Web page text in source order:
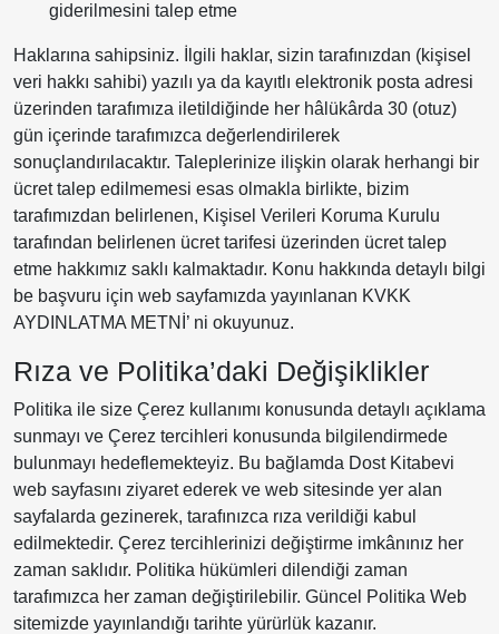
giderilmesini talep etme
Haklarına sahipsiniz. İlgili haklar, sizin tarafınızdan (kişisel
veri hakkı sahibi) yazılı ya da kayıtlı elektronik posta adresi
üzerinden tarafımıza iletildiğinde her hâlükârda 30 (otuz)
gün içerinde tarafımızca değerlendirilerek
sonuçlandırılacaktır. Taleplerinize ilişkin olarak herhangi bir
ücret talep edilmemesi esas olmakla birlikte, bizim
tarafımızdan belirlenen, Kişisel Verileri Koruma Kurulu
tarafından belirlenen ücret tarifesi üzerinden ücret talep
etme hakkımız saklı kalmaktadır. Konu hakkında detaylı bilgi
be başvuru için web sayfamızda yayınlanan KVKK
AYDINLATMA METNİ’ ni okuyunuz.
Rıza ve Politika’daki Değişiklikler
Politika ile size Çerez kullanımı konusunda detaylı açıklama
sunmayı ve Çerez tercihleri konusunda bilgilendirmede
bulunmayı hedeflemekteyiz. Bu bağlamda Dost Kitabevi
web sayfasını ziyaret ederek ve web sitesinde yer alan
sayfalarda gezinerek, tarafınızca rıza verildiği kabul
edilmektedir. Çerez tercihlerinizi değiştirme imkânınız her
zaman saklıdır. Politika hükümleri dilendiği zaman
tarafımızca her zaman değiştirilebilir. Güncel Politika Web
sitemizde yayınlandığı tarihte yürürlük kazanır.